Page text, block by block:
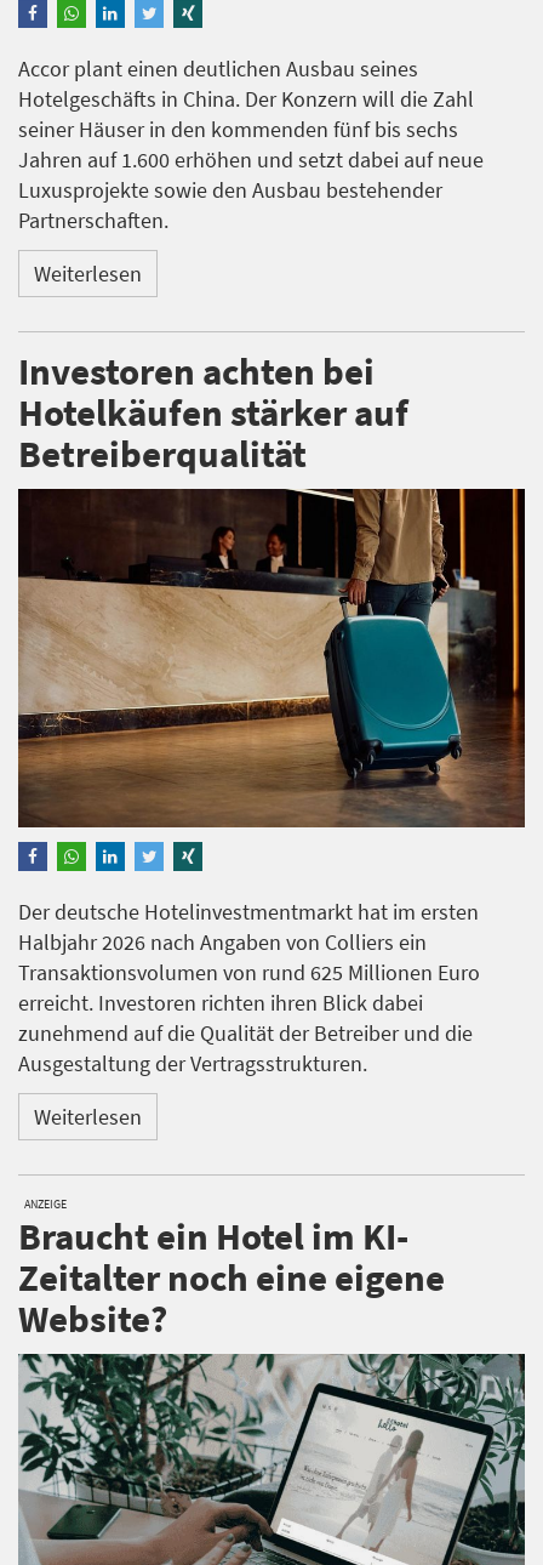
Accor plant einen deutlichen Ausbau seines
Hotelgeschäfts in China. Der Konzern will die Zahl
seiner Häuser in den kommenden fünf bis sechs
Jahren auf 1.600 erhöhen und setzt dabei auf neue
Luxusprojekte sowie den Ausbau bestehender
Partnerschaften.
Weiterlesen
Investoren achten bei
Hotelkäufen stärker auf
Betreiberqualität
Der deutsche Hotelinvestmentmarkt hat im ersten
Halbjahr 2026 nach Angaben von Colliers ein
Transaktionsvolumen von rund 625 Millionen Euro
erreicht. Investoren richten ihren Blick dabei
zunehmend auf die Qualität der Betreiber und die
Ausgestaltung der Vertragsstrukturen.
Weiterlesen
ANZEIGE
Braucht ein Hotel im KI-
Zeitalter noch eine eigene
Website?